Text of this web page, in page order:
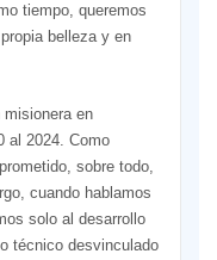
tiempo, queremos
belleza y en
en
al 2024. Como
sobre todo,
cuando hablamos
solo al desarrollo
técnico desvinculado